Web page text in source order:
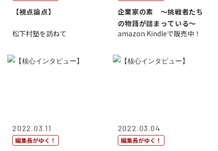
【視点論点】
松下村塾を訪ねて
企業家の素 〜挑戦者たち
の物語が詰まっている〜
amazon Kindleで販売中！
2022.03.11
編集長がゆく！
2022.03.04
編集長がゆく！